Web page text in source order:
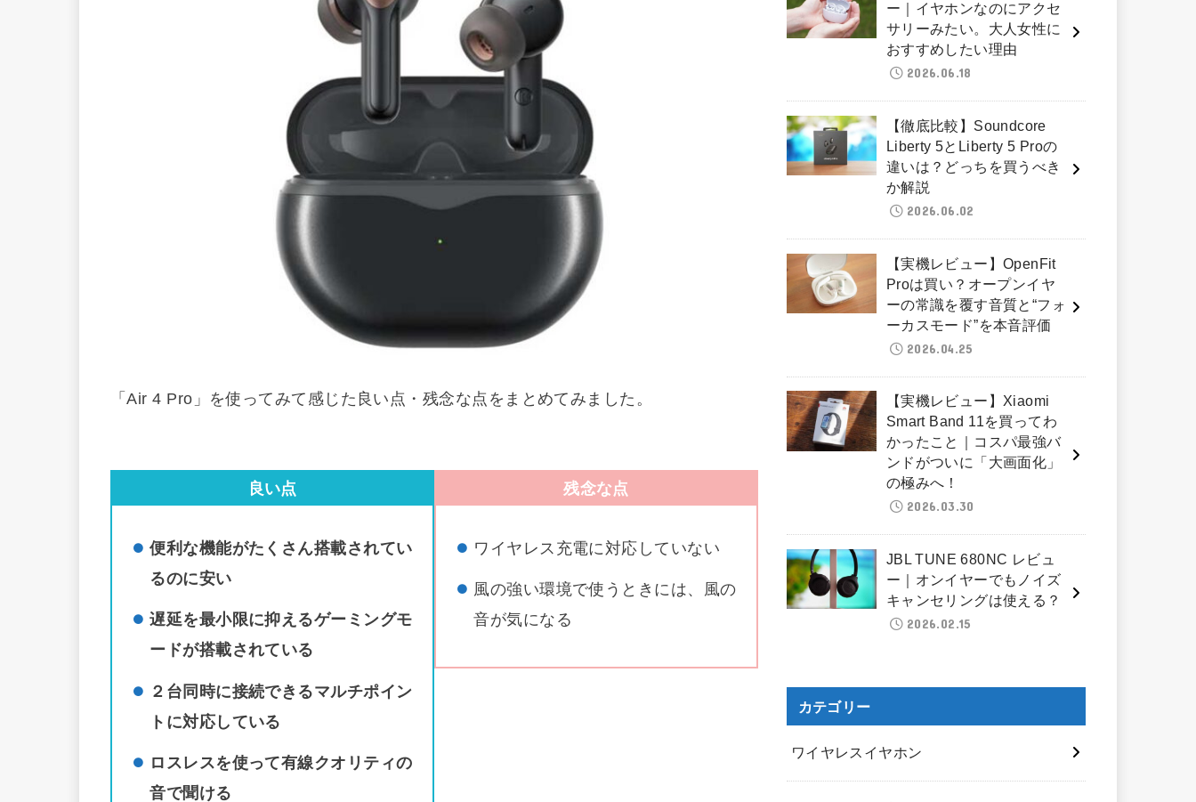
「Air 4 Pro」を使ってみて感じた良い点・残念な点をまとめてみました。
良い点
便利な機能がたくさん搭載されてい
るのに安い
遅延を最小限に抑えるゲーミングモ
ードが搭載されている
２台同時に接続できるマルチポイン
トに対応している
ロスレスを使って有線クオリティの
音で聞ける
残念な点
ワイヤレス充電に対応していない
風の強い環境で使うときには、風の
音が気になる
ー｜イヤホンなのにアクセ
サリーみたい。大人女性に
おすすめしたい理由
2026.06.18
【徹底比較】Soundcore
Liberty 5とLiberty 5 Proの
違いは？どっちを買うべき
か解説
2026.06.02
【実機レビュー】OpenFit
Proは買い？オープンイヤ
ーの常識を覆す音質と“フォ
ーカスモード”を本音評価
2026.04.25
【実機レビュー】Xiaomi
Smart Band 11を買ってわ
かったこと｜コスパ最強バ
ンドがついに「大画面化」
の極みへ！
2026.03.30
JBL TUNE 680NC レビュ
ー｜オンイヤーでもノイズ
キャンセリングは使える？
2026.02.15
カテゴリー
ワイヤレスイヤホン